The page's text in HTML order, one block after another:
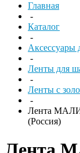
Главная
-
Каталог
-
Аксессуары
-
Ленты для
-
Ленты с
-
Лента
(Россия)